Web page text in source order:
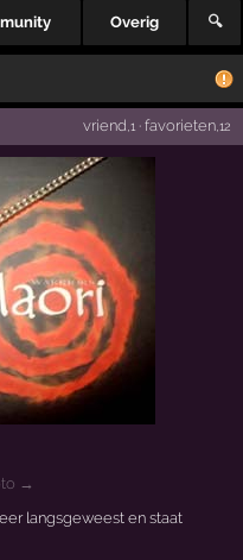
Overig 🔍
vriend ,1· favorieten,12
→
langsgeweest en staat